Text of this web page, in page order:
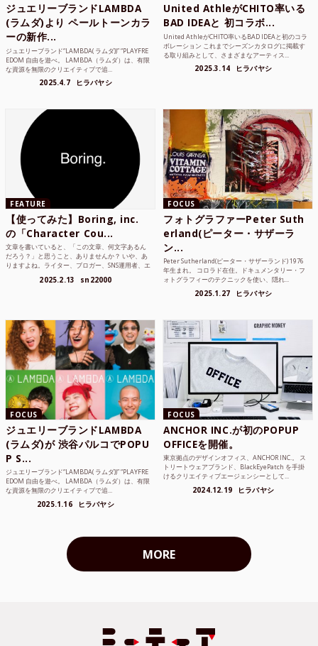
ジュエリーブランドLAMBDA
(ラムダ)より ペールトーンカラ
ーの新作...
ジュエリーブランド“LAMBDA( ラムダ))” “PLAYFRE
EDOM 自由を遊べ。 LAMBDA（ラムダ）は、有限
な資源を無限のクリエイティブで追...
2025.4.7 ヒラバヤシ
United AthleがCHITO率いる
BAD IDEAと 初コラボ...
United AthleがCHITO率いるBAD IDEAと初のコラ
ボレーション これまでシーズンカタログに掲載す
る取り組みとして、さまざまなアーティス...
2025.3.14 ヒラバヤシ
FEATURE
【使ってみた】Boring, inc.
の「Character Cou...
文章を書いていると、「この文章、何文字あるん
だろう？」と思うこと、ありませんか？ いや、あ
りますよね。ライター、ブロガー、SNS運用者、エ
2025.2.13 sn22000
FOCUS
フォトグラファーPeter Suth
erland(ピーター・サザーラ
ン...
Peter Sutherland(ピーター・サザーランド) 1976
年生まれ。 コロラド在住。ドキュメンタリー・フ
ォトグラフィーのテクニックを使い、隠れ...
2025.1.27 ヒラバヤシ
FOCUS
ジュエリーブランドLAMBDA
(ラムダ)が 渋谷パルコでPOPU
P S...
ジュエリーブランド“LAMBDA( ラムダ))” “PLAYFRE
EDOM 自由を遊べ。 LAMBDA（ラムダ）は、有限
な資源を無限のクリエイティブで追...
2025.1.16 ヒラバヤシ
FOCUS
ANCHOR INC.が初のPOPUP
OFFICEを開催。
東京拠点のデザインオフィス、ANCHOR INC.。 ス
トリートウェアブランド、BlackEyePatch を手掛
けるクリエイティブエージェンシーとして...
2024.12.19 ヒラバヤシ
MORE